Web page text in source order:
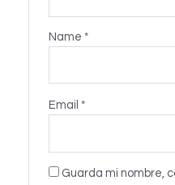
Name*
Email*
Guarda mi nombre,